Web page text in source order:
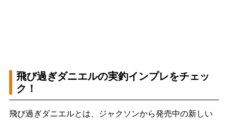
飛び過ぎダニエルの実釣インプレをチェッ
ク！
飛び過ぎダニエルとは、ジャクソンから発売中の新しい